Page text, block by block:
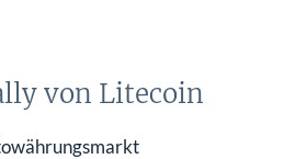
von Litecoin